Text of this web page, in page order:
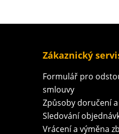
Zákaznický
Formulář pro
smlouvy
Způsoby doručení
Sledování
Vrácení a výměna